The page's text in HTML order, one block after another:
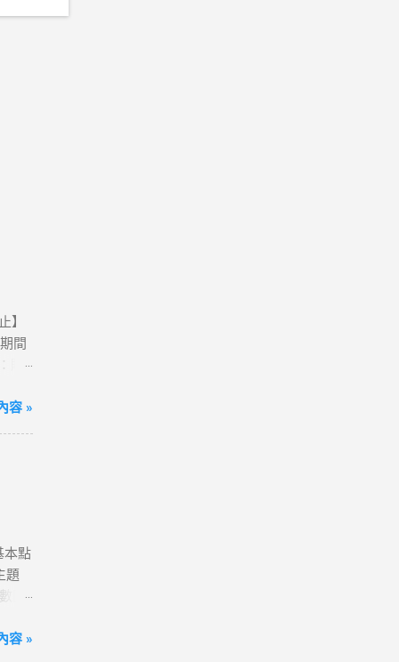
】
間
購
案；
💰
看
、
認
表
11
容 »
本點
題
回
滿
容 »